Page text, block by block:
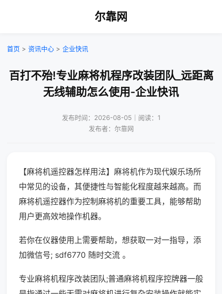
尔靠网
首页 > 资讯中心 > 企业快讯
百打不殆!专业麻将机程序改装团队_远距离
无线辅助怎么使用-企业快讯
发布时间：2026-08-05｜阅读：1
发布者：尔靠网
【麻将机遥控器怎样用法】麻将机作为现代娱乐场所
中常见的设备，其便捷性与智能化程度越来越高。而
麻将机遥控器作为控制麻将机的重要工具，能够帮助
用户更高效地操作机器。
若你在仪器使用上需要帮助，想获取一对一指导，添
加微信号; sdf6770 随时交流 。
专业麻将机程序改装团队;普通麻将机程序控牌器一般